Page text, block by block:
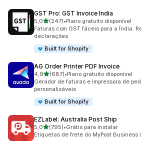
GST Pro: GST Invoice India
5,0de 5 estrelas
(247)
247 avaliações ao todo
•Plano gratuito disponível
Faturas com GST fáceis para a Índia.
declarações.
Built for Shopify
AG Order Printer PDF Invoice
4,9de 5 estrelas
(687)
687 avaliações ao todo
•Plano gratuito disponível
Gerador de faturas e impressora de
personalizáveis
Built for Shopify
EZLabel: Australia Post Ship
5,0de 5 estrelas
(795)
795 avaliações ao todo
•Grátis para instalar
Etiquetas de frete do MyPost Business